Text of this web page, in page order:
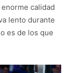
calidad
lento durante
es de los que